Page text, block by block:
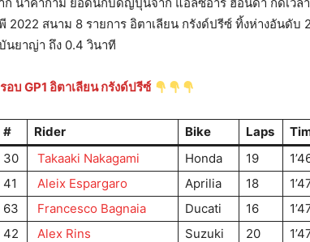
2022 สนาม 8 รายการ อิตาเลียน กรังด์ปรีซ์ ทิ้งห่างอันดับ
นยาญ่า ถึง 0.4 วินาที
อบ GP1 อิตาเลียน กรังด์ปรีซ์
# Rider Bike Laps
30 Takaaki Nakagami Honda 19
41 Aleix Espargaro Aprilia 18
63 Francesco Bagnaia Ducati 16
42 Alex Rins Suzuki 20